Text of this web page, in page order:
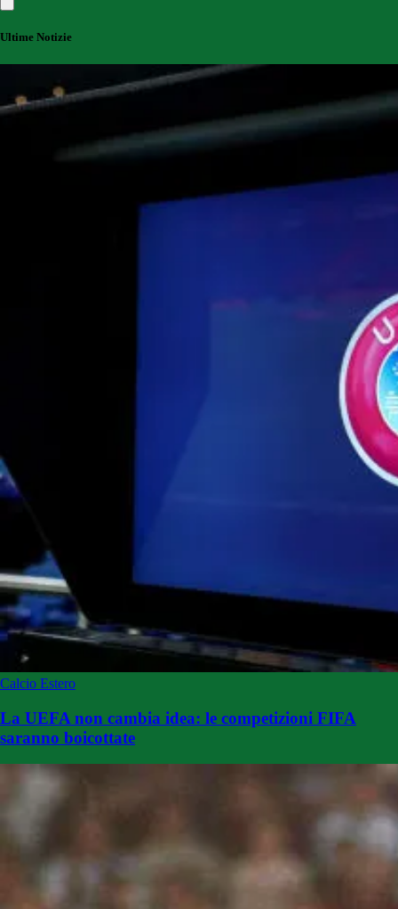
Ultime Notizie
Calcio Estero
La UEFA non cambia idea: le competizioni FIFA
saranno boicottate